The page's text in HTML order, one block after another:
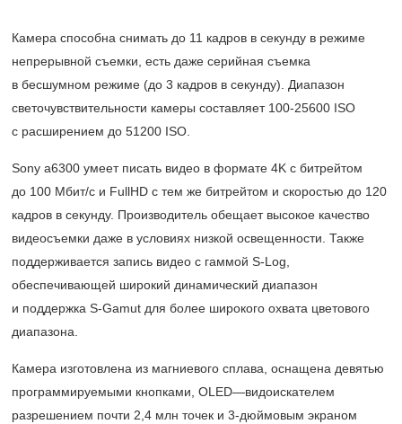
Камера способна снимать до 11 кадров в секунду в режиме
непрерывной съемки, есть даже серийная съемка
в бесшумном режиме (до 3 кадров в секунду). Диапазон
светочувствительности камеры составляет 100-25600 ISO
с расширением до 51200 ISO.
Sony a6300 умеет писать видео в формате 4K с битрейтом
до 100 Мбит/с и FullHD с тем же битрейтом и скоростью до 120
кадров в секунду. Производитель обещает высокое качество
видеосъемки даже в условиях низкой освещенности. Также
поддерживается запись видео с гаммой S-Log,
обеспечивающей широкий динамический диапазон
и поддержка S-Gamut для более широкого охвата цветового
диапазона.
Камера изготовлена из магниевого сплава, оснащена девятью
программируемыми кнопками, OLED—видоискателем
разрешением почти 2,4 млн точек и 3-дюймовым экраном